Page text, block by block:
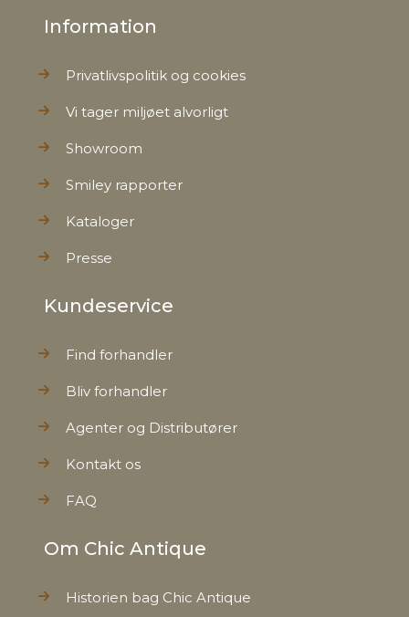
Bruttovægt
Nettovægt
Information
Privatlivspolitik og cookies
Vi tager miljøet alvorligt
Showroom
Smiley rapporter
Kataloger
Presse
Kundeservice
Find forhandler
Bliv forhandler
Agenter og Distributører
Kontakt os
FAQ
Om Chic Antique
Historien bag Chic Antique